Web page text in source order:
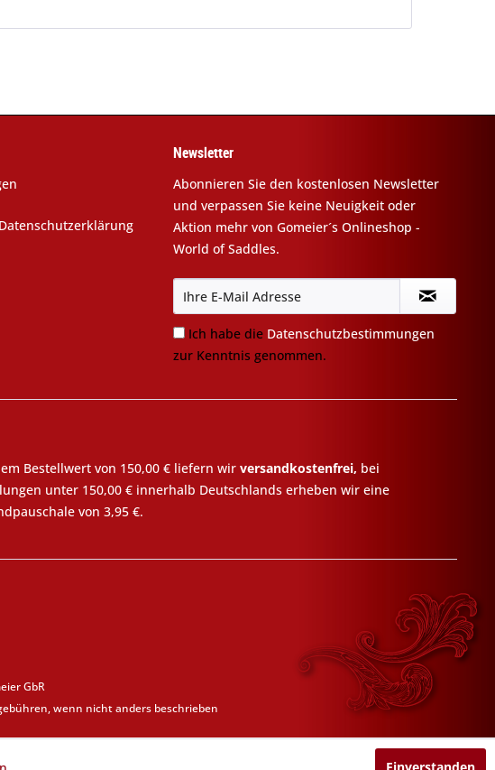
Newsletter
Abonnieren Sie den kostenlosen Newsletter
und verpassen Sie keine Neuigkeit oder
Aktion mehr von Gomeier´s Onlineshop -
World of Saddles.
Ich habe die Datenschutzbestimmungen
zur Kenntnis genommen.
Bestellwert von 150,00 € liefern wir versandkostenfrei, bei
unter 150,00 € innerhalb Deutschlands erheben wir eine
von 3,95 €.
GbR
wenn nicht anders beschrieben